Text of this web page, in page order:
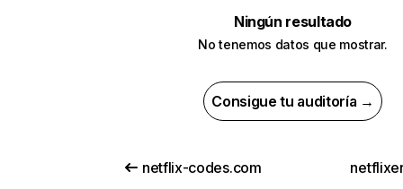
Ningún resultado
No tenemos datos que mostrar.
Consigue tu auditoría →
netflix-codes.com